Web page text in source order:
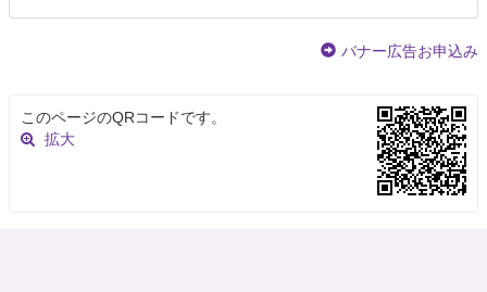
バナー広告お申込み
このページのQRコードです。
拡大